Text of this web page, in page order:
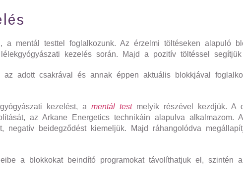
a mentál testtel foglalkozunk. Az érzelmi töltéseken alapuló
kezelés során. Majd a pozitív töltéssel
az adott csakrával és annak éppen aktuális blokkjával
kezelést, a mentál testmelyik részével kezdjük. A
az Arkane Energetics technikáin alapulva alkalmazom.
negatív beidegződést kiemeljük. Majd ráhangolódva
a blokkokat beindító programokat távolíthatjuk el, szintén